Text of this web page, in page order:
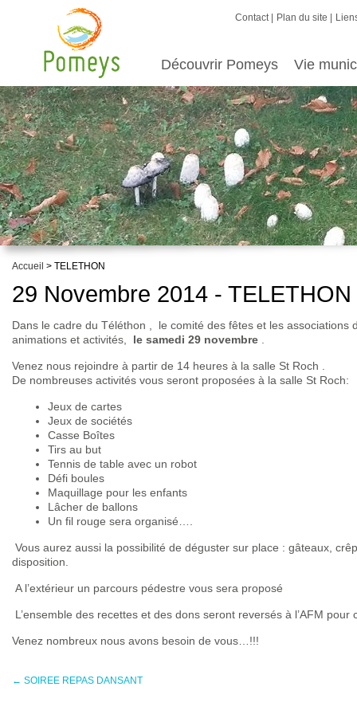
Contact Plan du site
Découvrir Pomeys Vie
Accueil > TELETHON
29 Novembre 2014 - TELETHON
Dans le cadre du Téléthon , le comité des fêtes et les associations
animations et activités, le samedi 29 novembre
Venez nous rejoindre à partir de 14 heures à la salle St Roch .
De nombreuses activités vous seront proposées à la salle St Roch:
Jeux de cartes
Jeux de sociétés
Casse Boîtes
Tirs au but
Tennis de table avec un robot
Défi boules
Maquillage pour les enfants
Lâcher de ballons
Un fil rouge sera organisé….
Vous aurez aussi la possibilité de déguster sur place : gâteaux,
disposition.
A l’extérieur un parcours pédestre vous sera proposé
L’ensemble des recettes et des dons seront reversés à l’AFM
Venez nombreux nous avons besoin de vous…!!!
← SOIREE REPAS DANSANT